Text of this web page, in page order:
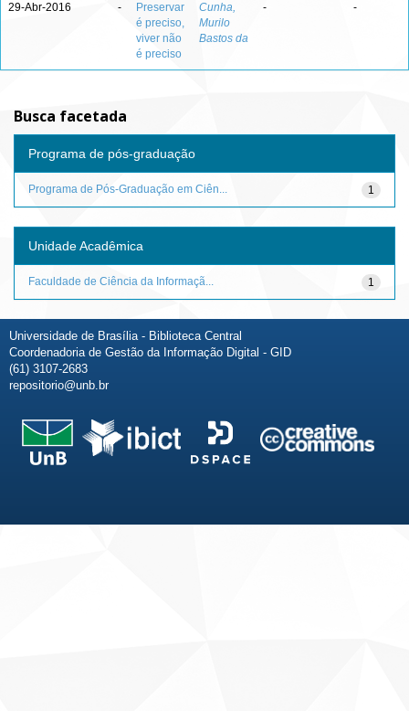
29-Abr-2016 -
Preservar
é preciso,
viver não
é preciso
Cunha,
Murilo
Bastos da
- -
Busca facetada
Programa de pós-graduação
1
Programa de Pós-Graduação em Ciên...
Unidade Acadêmica
1
Faculdade de Ciência da Informaçã...
Universidade de Brasília - Biblioteca Central
Coordenadoria de Gestão da Informação Digital - GID
(61) 3107-2683
repositorio@unb.br